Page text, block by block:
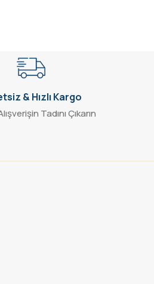
& Hızlı Kargo
Tadını Çıkarın